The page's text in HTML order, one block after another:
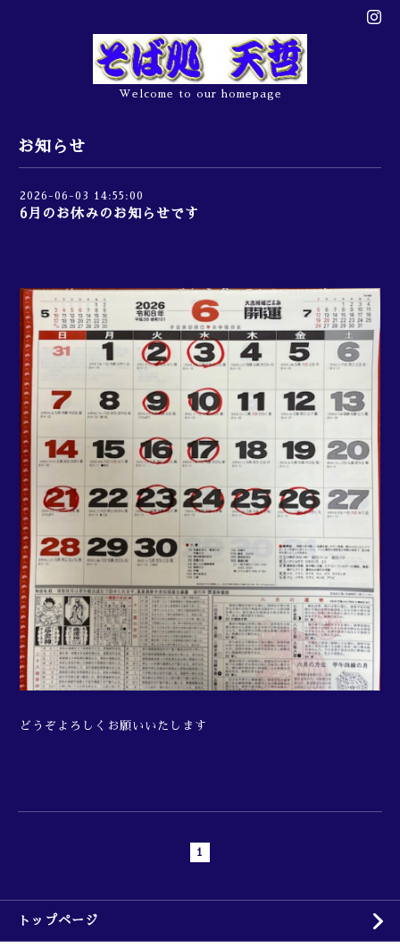
Welcome to our homepage
お知らせ
2026-06-03 14:55:00
6月のお休みのお知らせです
どうぞよろしくお願いいたします
1
トップページ